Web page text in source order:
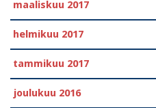
maaliskuu 2017
helmikuu 2017
tammikuu 2017
joulukuu 2016